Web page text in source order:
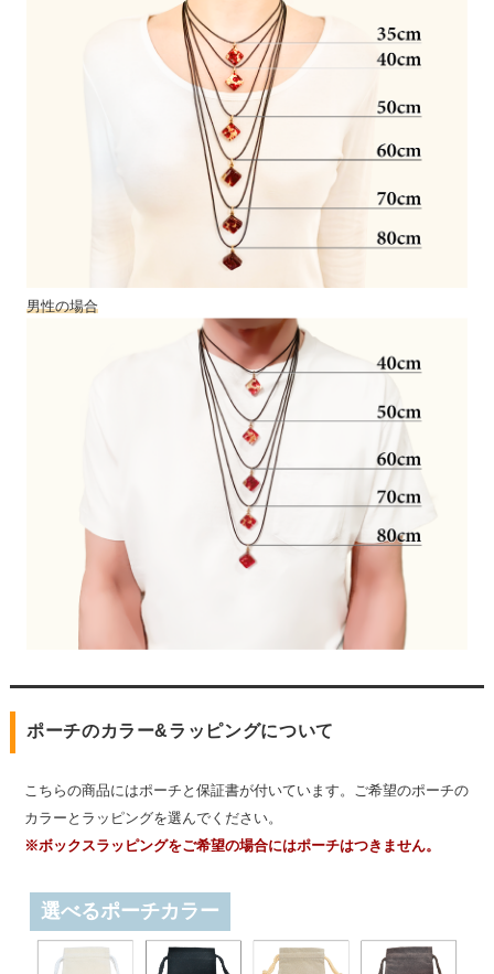
男性の場合
ポーチのカラー&ラッピングについて
こちらの商品にはポーチと保証書が付いています。ご希望のポーチの
カラーとラッピングを選んでください。
※ボックスラッピングをご希望の場合にはポーチはつきません。
選べるポーチカラー